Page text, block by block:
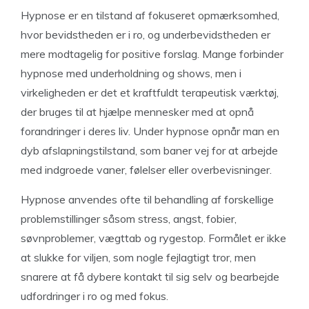
Hypnose er en tilstand af fokuseret opmærksomhed,
hvor bevidstheden er i ro, og underbevidstheden er
mere modtagelig for positive forslag. Mange forbinder
hypnose med underholdning og shows, men i
virkeligheden er det et kraftfuldt terapeutisk værktøj,
der bruges til at hjælpe mennesker med at opnå
forandringer i deres liv. Under hypnose opnår man en
dyb afslapningstilstand, som baner vej for at arbejde
med indgroede vaner, følelser eller overbevisninger.
Hypnose anvendes ofte til behandling af forskellige
problemstillinger såsom stress, angst, fobier,
søvnproblemer, vægttab og rygestop. Formålet er ikke
at slukke for viljen, som nogle fejlagtigt tror, men
snarere at få dybere kontakt til sig selv og bearbejde
udfordringer i ro og med fokus.